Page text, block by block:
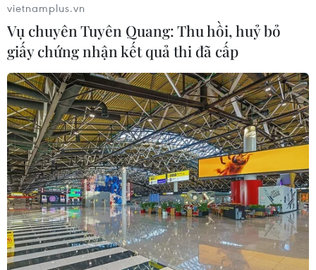
TIN CÙNG CHUYÊN MỤC
Xây dựng Cộng đồng ASEAN tự
vietnamplus.vn
Vụ chuyên Tuyên Quang: Thu hồi, huỷ bỏ
giấy chứng nhận kết quả thi đã cấp